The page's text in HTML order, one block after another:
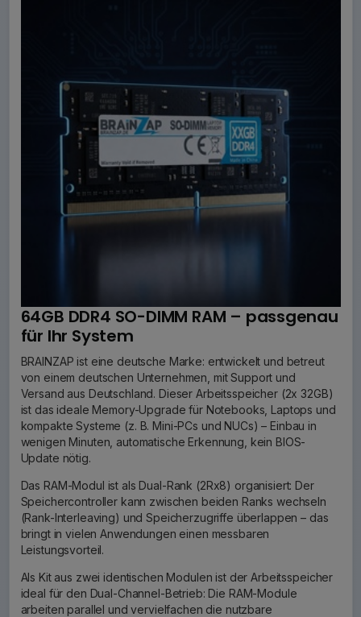
64GB DDR4 SO-DIMM RAM – passgenau
für Ihr System
BRAINZAP ist eine deutsche Marke: entwickelt und betreut
von einem deutschen Unternehmen, mit Support und
Versand aus Deutschland. Dieser Arbeitsspeicher (2x 32GB)
ist das ideale Memory-Upgrade für Notebooks, Laptops und
kompakte Systeme (z. B. Mini-PCs und NUCs) – Einbau in
wenigen Minuten, automatische Erkennung, kein BIOS-
Update nötig.
Das RAM-Modul ist als Dual-Rank (2Rx8) organisiert: Der
Speichercontroller kann zwischen beiden Ranks wechseln
(Rank-Interleaving) und Speicherzugriffe überlappen – das
bringt in vielen Anwendungen einen messbaren
Leistungsvorteil.
Als Kit aus zwei identischen Modulen ist der Arbeitsspeicher
ideal für den Dual-Channel-Betrieb: Die RAM-Module
arbeiten parallel und vervielfachen die nutzbare